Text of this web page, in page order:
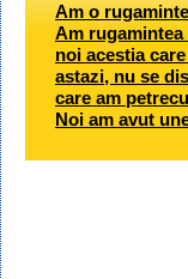
Am o
Am rugamintea
noi acestia
astazi, nu se
care am
Noi am avut